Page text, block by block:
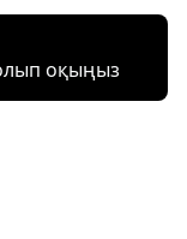
оқыңыз